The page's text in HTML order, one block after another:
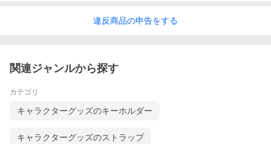
違反商品の申告をする
関連ジャンルから探す
カテゴリ
キャラクターグッズのキーホルダー
キャラクターグッズのストラップ